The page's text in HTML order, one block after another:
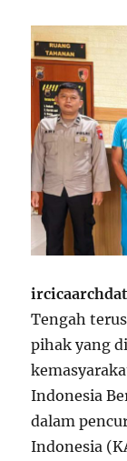
Tengah
pihak yang
Indonesia
dalam
Indonesia